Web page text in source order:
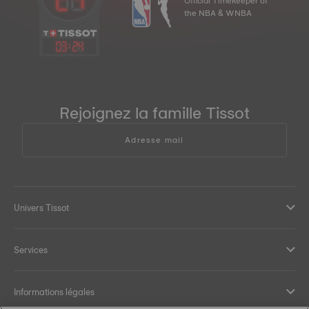
03:24
the NBA & WNBA
Rejoignez la famille Tissot
Adresse mail
Univers Tissot
Services
Informations légales